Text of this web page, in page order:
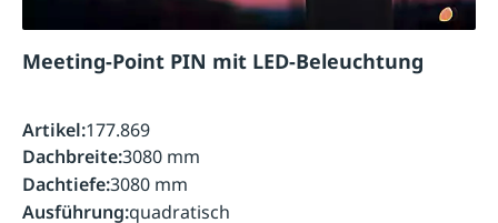
Meeting-Point PIN mit LED-Beleuchtung
Artikel:177.869
Dachbreite:3080 mm
Dachtiefe:3080 mm
Ausführung:quadratisch